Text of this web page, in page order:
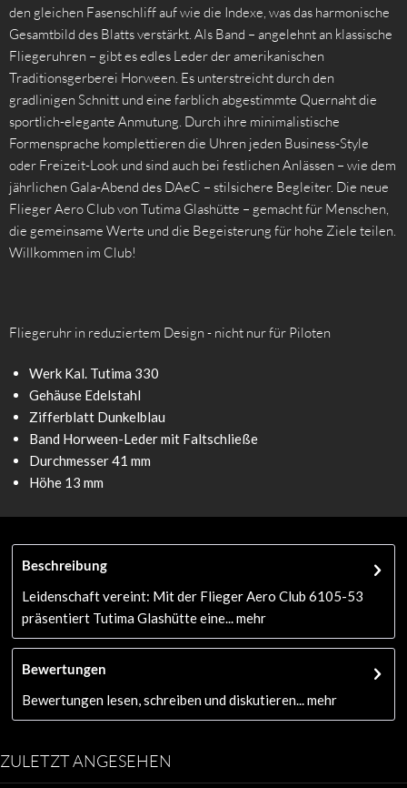
den gleichen Fasenschliff auf wie die Indexe, was das harmonische
Gesamtbild des Blatts verstärkt. Als Band – angelehnt an klassische
Fliegeruhren – gibt es edles Leder der amerikanischen
Traditionsgerberei Horween. Es unterstreicht durch den
gradlinigen Schnitt und eine farblich abgestimmte Quernaht die
sportlich-elegante Anmutung. Durch ihre minimalistische
Formensprache komplettieren die Uhren jeden Business-Style
oder Freizeit-Look und sind auch bei festlichen Anlässen – wie dem
jährlichen Gala-Abend des DAeC – stilsichere Begleiter. Die neue
Flieger Aero Club von Tutima Glashütte – gemacht für Menschen,
die gemeinsame Werte und die Begeisterung für hohe Ziele teilen.
Willkommen im Club!
Fliegeruhr in reduziertem Design - nicht nur für Piloten
Werk Kal. Tutima 330
Gehäuse Edelstahl
Zifferblatt Dunkelblau
Band Horween-Leder mit Faltschließe
Durchmesser 41 mm
Höhe 13 mm
Beschreibung
Leidenschaft vereint: Mit der Flieger Aero Club 6105-53
präsentiert Tutima Glashütte eine...
mehr
Bewertungen
Bewertungen lesen, schreiben und diskutieren...
mehr
ZULETZT ANGESEHEN